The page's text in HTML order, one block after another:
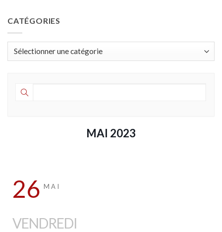
CATÉGORIES
Catégories
MAI 2023
26 MAI
VENDREDI